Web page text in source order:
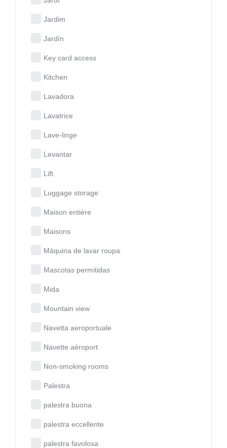
Jardim
Jardín
Key card access
Kitchen
Lavadora
Lavatrice
Lave-linge
Levantar
Lift
Luggage storage
Maison entière
Maisons
Máquina de lavar roupa
Mascotas permitidas
Mida
Mountain view
Navetta aeroportuale
Navette aéroport
Non-smoking rooms
Palestra
palestra buona
palestra eccellente
palestra favolosa